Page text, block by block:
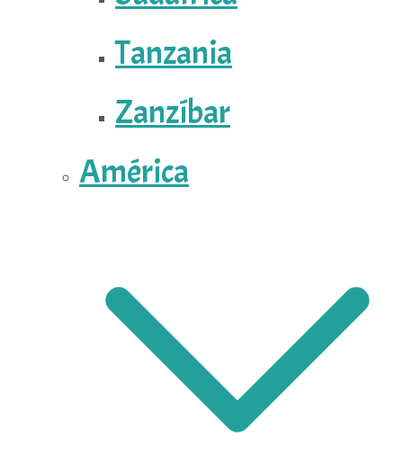
Tanzania
Zanzíbar
América